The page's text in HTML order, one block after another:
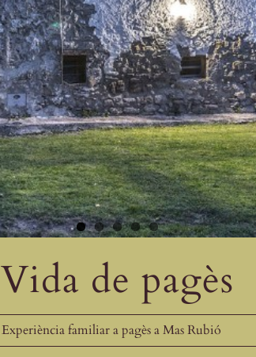
Vida de pagès
Experiència familiar a pagès a Mas Rubió